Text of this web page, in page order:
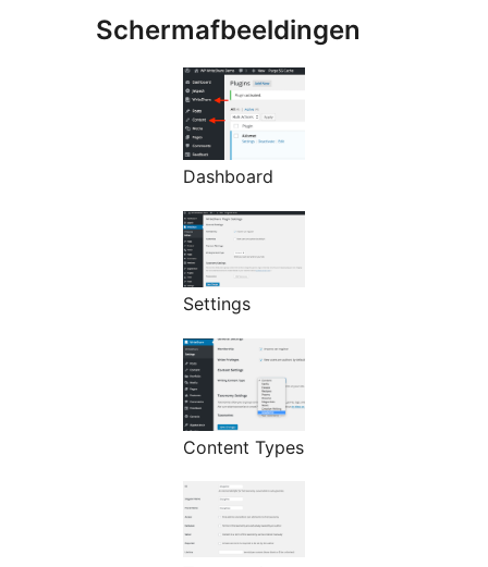
Schermafbeeldingen
Dashboard
Settings
Content Types